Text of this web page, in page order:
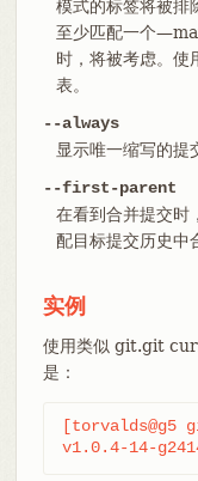
模式的标签将被
至少匹配一个
时，将被考虑。
表。
--always
显示唯一缩写的提
--first-parent
在看到合并提交时
配目标提交历史中
实例
使用类似 git.git
是：
v1.0.4-14-